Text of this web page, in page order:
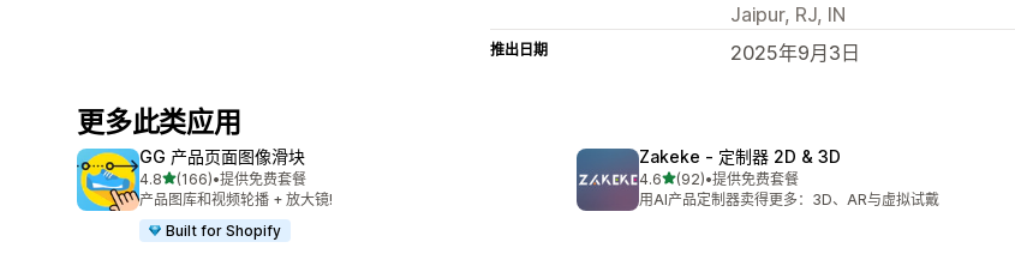
Jaipur, RJ, IN
推出日期 2025年9月3日
更多此类应用
GG 产品页面图像滑块
4.8星（满分 5 星）
(166)
总共 166 条评论
•提供免费套餐
产品图库和视频轮播 + 放大镜!
Built for Shopify
Zakeke ‑ 定制器 2D & 3D
4.6星（满分 5 星）
(92)
总共 92 条评论
•提供免费套餐
用AI产品定制器卖得更多：3D、AR与虚拟试戴